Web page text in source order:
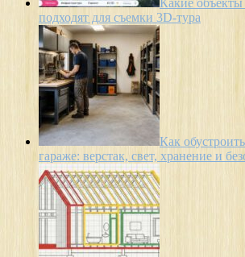
Какие
подходят для съемки 3D-тура
Как
гараже: верстак, свет, хранение и